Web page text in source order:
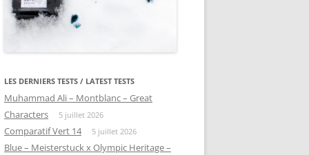
LES DERNIERS TESTS / LATEST TESTS
Muhammad Ali – Montblanc – Great
Characters
5 juillet 2026
Comparatif Vert 14 5 juillet 2026
Blue – Meisterstuck x Olympic Heritage –